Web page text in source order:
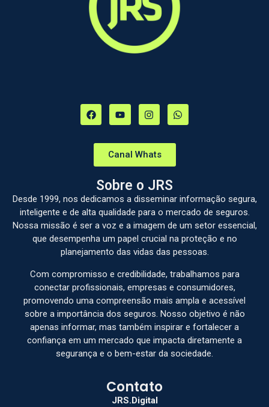
Canal Whats
Sobre o JRS
Desde 1999, nos dedicamos a disseminar informação segura,
inteligente e de alta qualidade para o mercado de seguros.
Nossa missão é ser a voz e a imagem de um setor essencial,
que desempenha um papel crucial na proteção e no
planejamento das vidas das pessoas.
Com compromisso e credibilidade, trabalhamos para
conectar profissionais, empresas e consumidores,
promovendo uma compreensão mais ampla e acessível
sobre a importância dos seguros. Nosso objetivo é não
apenas informar, mas também inspirar e fortalecer a
confiança em um mercado que impacta diretamente a
segurança e o bem-estar da sociedade.
Contato
JRS.Digital